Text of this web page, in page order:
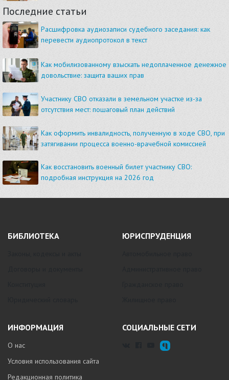
Последние статьи
Расшифровка аудиозаписи судебного заседания: как
перевести аудиопротокол в текст
Как мобилизованному взыскать недоплаченное денежное
довольствие: защита ваших прав
Участнику СВО отказали в земельном участке из-за
отсутствия мест: пошаговый план действий
Как оформить инвалидность, полученную в ходе СВО, при
затягивании процесса военно-врачебной комиссией
Как восстановить военный билет участнику СВО:
подробная инструкция на 2026 год
БИБЛИОТЕКА ЮРИСПРУДЕНЦИЯ
ИНФОРМАЦИЯ
О нас
Условия использования сайта
Редакционная политика
СОЦИАЛЬНЫЕ СЕТИ